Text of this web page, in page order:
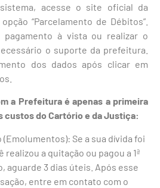
acesse o site oficial da
“Parcelamento de Débitos”.
à vista ou realizar o
o suporte da prefeitura.
dos dados após clicar em
a Prefeitura é apenas a primeira
custos do Cartório e da Justiça:
Se a sua dívida foi
a quitação ou pagou a 1ª
aguarde 3 dias úteis. Após esse
entre em contato com o